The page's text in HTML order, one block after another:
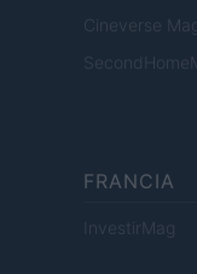
Cineverse
FRANCIA
InvestirMag